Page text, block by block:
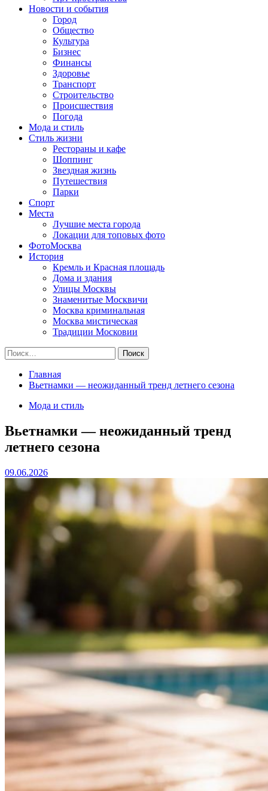
Новости и события
Город
Общество
Культура
Бизнес
Финансы
Здоровье
Транспорт
Строительство
Происшествия
Погода
Мода и стиль
Стиль жизни
Рестораны и кафе
Шоппинг
Звездная жизнь
Путешествия
Парки
Спорт
Места
Лучшие места города
Локации для топовых фото
ФотоМосква
История
Кремль и Красная площадь
Дома и здания
Улицы Москвы
Знаменитые Москвичи
Москва криминальная
Москва мистическая
Традиции Московии
Найти:
Главная
Вьетнамки — неожиданный тренд летнего сезона
Мода и стиль
Вьетнамки — неожиданный тренд
летнего сезона
09.06.2026